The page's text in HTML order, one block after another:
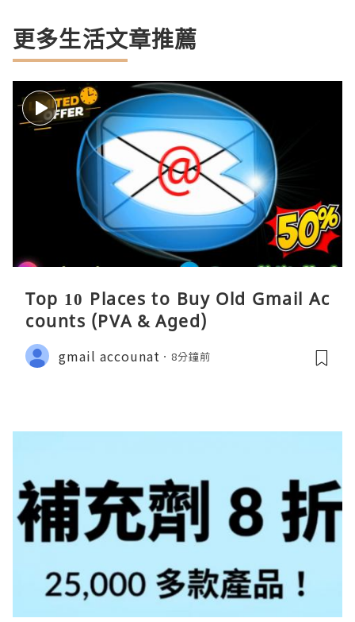
更多生活文章推薦
Top 10 Places to Buy Old Gmail Ac
counts (PVA & Aged)
gmail accounat 8分鐘前